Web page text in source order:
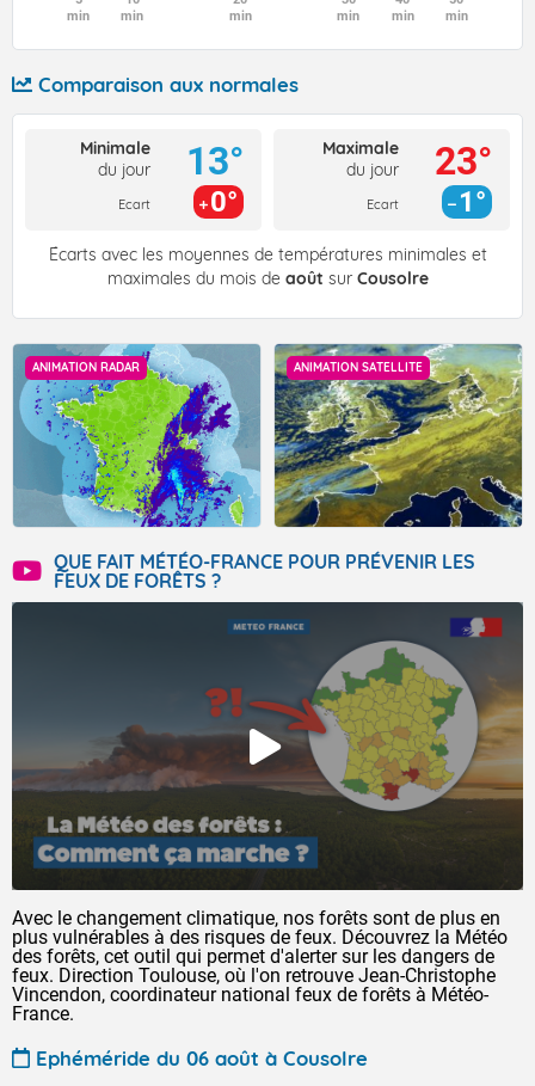
min
min
min
min
min
min
Comparaison aux normales
Minimale
du jour
Ecart
13°
0°
Maximale
du jour
Ecart
23°
1°
Écarts avec les moyennes de températures minimales et
maximales du mois de août sur Cousolre
ANIMATION RADAR ANIMATION SATELLITE
QUE FAIT MÉTÉO-FRANCE POUR PRÉVENIR LES
FEUX DE FORÊTS ?
Avec le changement climatique, nos forêts sont de plus en
plus vulnérables à des risques de feux. Découvrez la Météo
des forêts, cet outil qui permet d'alerter sur les dangers de
feux. Direction Toulouse, où l'on retrouve Jean-Christophe
Vincendon, coordinateur national feux de forêts à Météo-
France.
Ephéméride du 06 août à Cousolre